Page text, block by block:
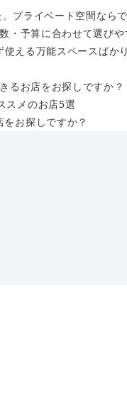
ライベート空間なら
予算に合わせて選び
える万能スペースばかり
るお店をお探しですか？
スメのお店5選
お探しですか？